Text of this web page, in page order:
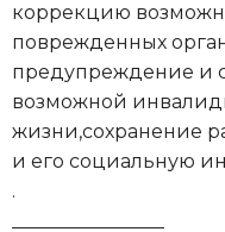
коррекцию
поврежденных
предупреждение и
возможной
жизни,сохранение
и его социальную
.